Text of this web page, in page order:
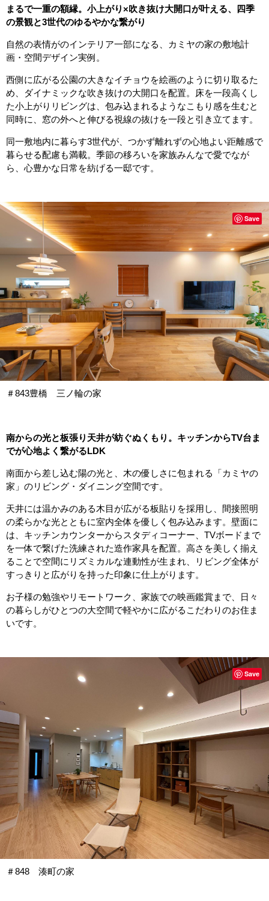
まるで一重の額縁。小上がり×吹き抜け大開口が叶える、四季
の景観と3世代のゆるやかな繋がり
自然の表情がのインテリア一部になる、カミヤの家の敷地計
画・空間デザイン実例。
西側に広がる公園の大きなイチョウを絵画のように切り取るた
め、ダイナミックな吹き抜けの大開口を配置。床を一段高くし
た小上がりリビングは、包み込まれるようなこもり感を生むと
同時に、窓の外へと伸びる視線の抜けを一段と引き立てます。
同一敷地内に暮らす3世代が、つかず離れずの心地よい距離感で
暮らせる配慮も満載。季節の移ろいを家族みんなで愛でなが
ら、心豊かな日常を紡げる一邸です。
＃843豊橋 三ノ輪の家
南からの光と板張り天井が紡ぐぬくもり。キッチンからTV台ま
でが心地よく繋がるLDK
南面から差し込む陽の光と、木の優しさに包まれる「カミヤの
家」のリビング・ダイニング空間です。
天井には温かみのある木目が広がる板貼りを採用し、間接照明
の柔らかな光とともに室内全体を優しく包み込みます。壁面に
は、キッチンカウンターからスタディコーナー、TVボードまで
を一体で繋げた洗練された造作家具を配置。高さを美しく揃え
ることで空間にリズミカルな連動性が生まれ、リビング全体が
すっきりと広がりを持った印象に仕上がります。
お子様の勉強やリモートワーク、家族での映画鑑賞まで、日々
の暮らしがひとつの大空間で軽やかに広がるこだわりのお住ま
いです。
Save
＃848 湊町の家
Save